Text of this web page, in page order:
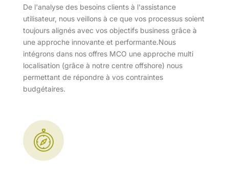
De l'analyse des besoins clients à l'assistance
utilisateur, nous veillons à ce que vos processus soient
toujours alignés avec vos objectifs business grâce à
une approche innovante et performante.​ Nous
intégrons dans nos offres MCO une approche multi
localisation (grâce à notre centre offshore) nous
permettant de répondre à vos contraintes
budgétaires.